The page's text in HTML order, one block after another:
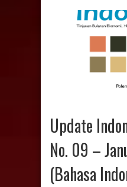
Update
No. 09 –
(Bahasa